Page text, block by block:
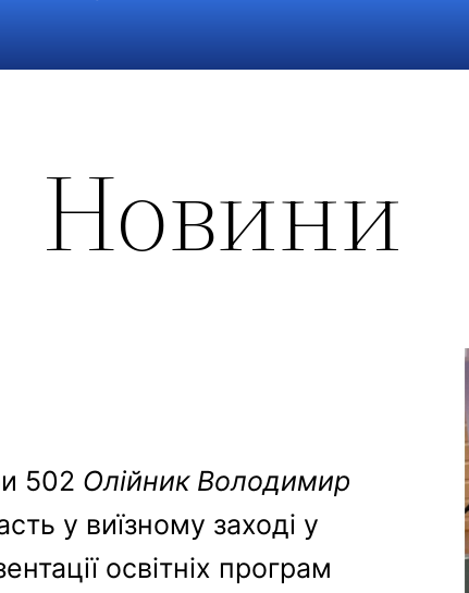
Новини
502 Олійник Володимир
у виїзному заході у
освітніх програм